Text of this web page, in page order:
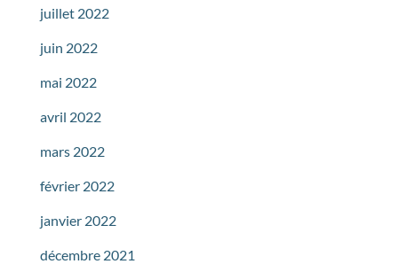
juillet 2022
juin 2022
mai 2022
avril 2022
mars 2022
février 2022
janvier 2022
décembre 2021